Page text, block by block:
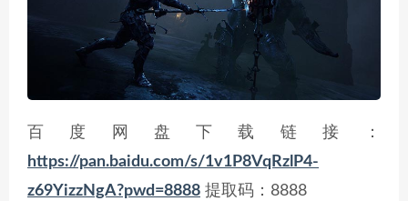
百度网盘下载链接：
https://pan.baidu.com/s/1v1P8VqRzlP4-
z69YizzNgA?pwd=8888 提取码：8888